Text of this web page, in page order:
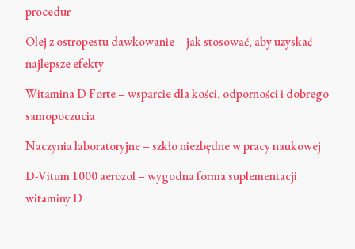
procedur
Olej z ostropestu dawkowanie – jak stosować, aby uzyskać
najlepsze efekty
Witamina D Forte – wsparcie dla kości, odporności i dobrego
samopoczucia
Naczynia laboratoryjne – szkło niezbędne w pracy naukowej
D-Vitum 1000 aerozol – wygodna forma suplementacji
witaminy D